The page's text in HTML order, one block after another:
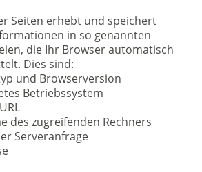
Seiten erhebt und speichert
in so genannten
die Ihr Browser automatisch
Dies sind:
und Browserversion
Betriebssystem
des zugreifenden Rechners
Serveranfrage